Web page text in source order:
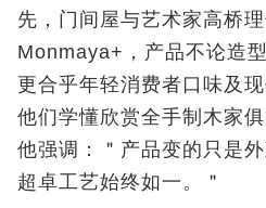
先，门间屋与艺术家高桥
Monmaya+，产品不论造
更合乎年轻消费者口味及
他们学懂欣赏全手制木家
他强调：＂产品变的只是
超卓工艺始终如一。＂